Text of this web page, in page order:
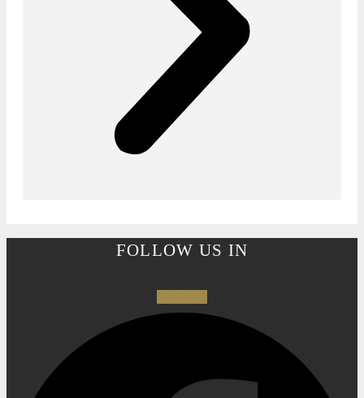
FOLLOW US IN